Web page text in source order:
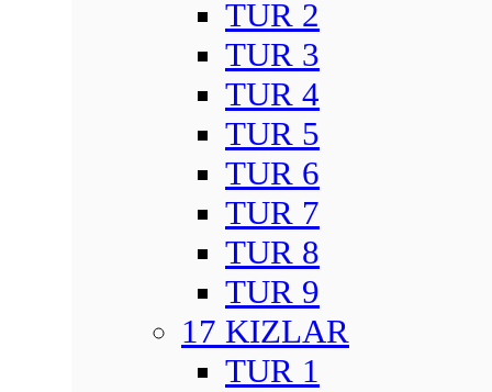
TUR 2
TUR 3
TUR 4
TUR 5
TUR 6
TUR 7
TUR 8
TUR 9
17 KIZLAR
TUR 1